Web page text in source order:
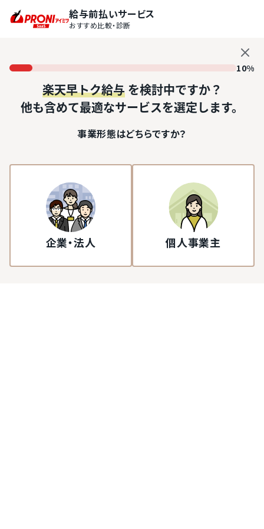
給与前払いサービス
おすすめ比較・診断
10%
楽天早トク給与を検討中ですか？
他も含めて最適なサービスを選定します。
事業形態はどちらですか？
企業・法人 個人事業主